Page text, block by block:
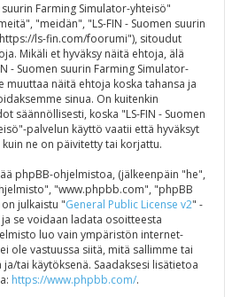
suurin Farming Simulator-yhteisö"
"meidän", "LS-FIN - Suomen suurin
ls-fin.com/foorumi"), sitoudut
Mikäli et hyväksy näitä ehtoja, älä
- Suomen suurin Farming Simulator-
muuttaa näitä ehtoja koska tahansa ja
sinua. On kuitenkin
säännöllisesti, koska "LS-FIN - Suomen
palvelun käyttö vaatii että hyväksyt
ne on päivitetty tai korjattu.
phpBB-ohjelmistoa, (jälkeenpäin "he",
"www.phpbb.com", "phpBB
julkaistu "General Public License v2" -
se voidaan ladata osoitteesta
luo vain ympäristön internet-
ole vastuussa siitä, mitä sallimme tai
tai käytöksenä. Saadaksesi lisätietoa
https://www.phpbb.com/.